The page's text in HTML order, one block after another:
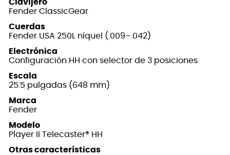
Clavijero
Fender ClassicGear
Cuerdas
Fender USA 250L níquel (.009–.042)
Electrónica
Configuración HH con selector de 3 posiciones
Escala
25.5 pulgadas (648 mm)
Marca
Fender
Modelo
Player II Telecaster® HH
Otras características